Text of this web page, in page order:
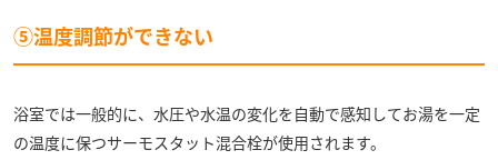
⑤温度調節ができない
浴室では一般的に、水圧や水温の変化を自動で感知してお湯を一定
の温度に保つサーモスタット混合栓が使用されます。